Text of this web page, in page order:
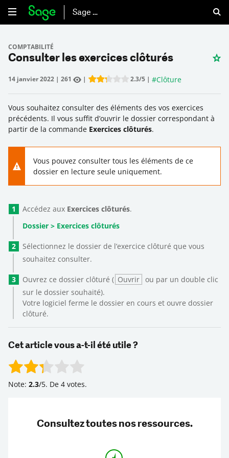
Sage 50
COMPTABILITÉ
Consulter les exercices clôturés
14 janvier 2022 | 261 |
Rate this item: Submit Rating
2.3/5 | #Clôture
Vous souhaitez consulter des éléments des vos exercices
précédents. Il vous suffit d’ouvrir le dossier correspondant à
partir de la commande Exercices clôturés.
Vous pouvez consulter tous les éléments de ce
dossier en lecture seule uniquement.
Accédez aux Exercices clôturés.
Dossier > Exercices clôturés
Sélectionnez le dossier de l’exercice clôturé que vous
souhaitez consulter.
Ouvrez ce dossier clôturé ( Ouvrir ou par un double clic
sur le dossier souhaité).
Votre logiciel ferme le dossier en cours et ouvre dossier
clôturé.
Cet article vous a-t-il été utile ?
Rate this item:
Submit Rating
Note: 2.3/5. De 4 votes.
Consultez toutes nos ressources.